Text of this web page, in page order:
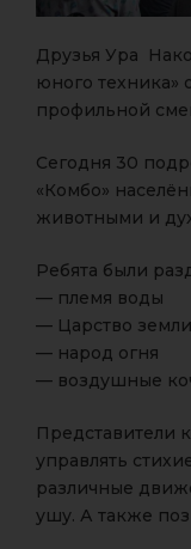
Друзья Ура
юного техника»
профильной
Сегодня 30
«Комбо»
животными и
Ребята были
— племя воды
— Царство земли
— народ огня
— воздушные
Представители
управлять
различные
ушу. А также